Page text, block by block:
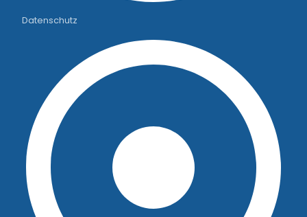
Datenschutz